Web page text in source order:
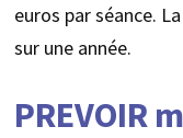
euros par séance.
sur une année.
PREVOIR